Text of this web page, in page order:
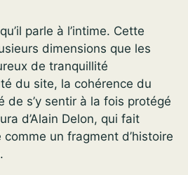
parle à l’intime. Cette
dimensions que les
de tranquillité
du site, la cohérence du
de s’y sentir à la fois protégé
d’Alain Delon, qui fait
un fragment d’histoire